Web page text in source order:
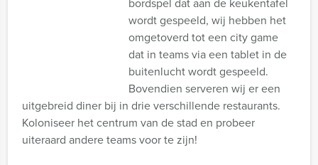
wordt gespeeld, wij hebben het
omgetoverd tot een city game
dat in teams via een tablet in de
buitenlucht wordt gespeeld.
Bovendien serveren wij er een
uitgebreid diner bij in drie verschillende restaurants.
Koloniseer het centrum van de stad en probeer
uiteraard andere teams voor te zijn!